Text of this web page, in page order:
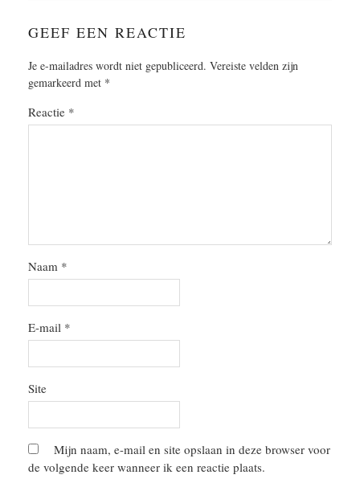
GEEF EEN REACTIE
Je e-mailadres wordt niet gepubliceerd. Vereiste velden zijn
gemarkeerd met *
Reactie *
Naam *
E-mail *
Site
Mijn naam, e-mail en site opslaan in deze browser voor
de volgende keer wanneer ik een reactie plaats.